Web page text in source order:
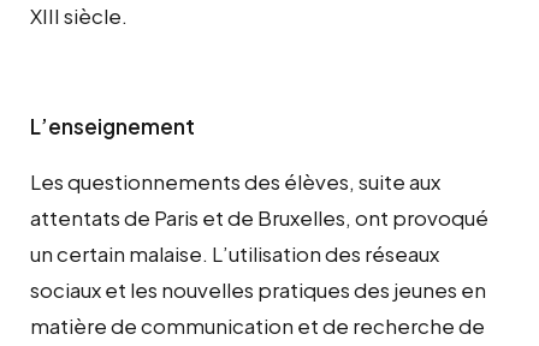
XIII siècle.
L’enseignement
Les questionnements des élèves, suite aux
attentats de Paris et de Bruxelles, ont provoqué
un certain malaise. L’utilisation des réseaux
sociaux et les nouvelles pratiques des jeunes en
matière de communication et de recherche de